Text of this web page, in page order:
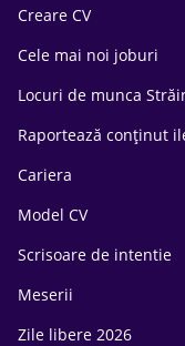
Creare CV
Cele mai noi joburi
Locuri de munca
Raportează conținut
Cariera
Model CV
Scrisoare de intentie
Meserii
Zile libere 2026